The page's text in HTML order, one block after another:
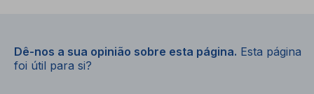
Dê-nos a sua opinião sobre esta página. Esta página
foi útil para si?